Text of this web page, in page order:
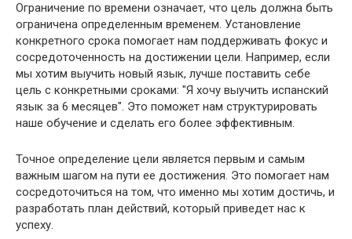
Ограничение по времени означает, что цель должна быть
ограничена определенным временем. Установление
конкретного срока помогает нам поддерживать фокус и
сосредоточенность на достижении цели. Например, если
мы хотим выучить новый язык, лучше поставить себе
цель с конкретными сроками: "Я хочу выучить испанский
язык за 6 месяцев". Это поможет нам структурировать
наше обучение и сделать его более эффективным.
Точное определение цели является первым и самым
важным шагом на пути ее достижения. Это помогает нам
сосредоточиться на том, что именно мы хотим достичь, и
разработать план действий, который приведет нас к
успеху.